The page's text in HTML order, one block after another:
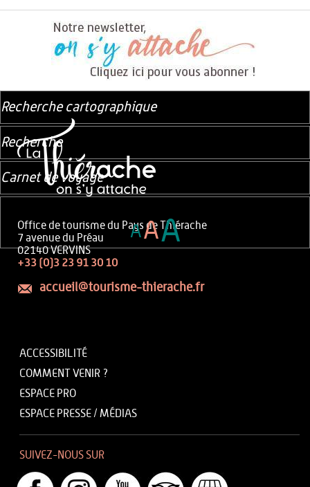
Office de tourisme du Pays de Thiérache
7 avenue du Préau
02140 VERVINS
+33 (0)3 23 91 30 10
accueil@tourisme-thierache.fr
ACCESSIBILITÉ
COMMENT VENIR ?
ESPACE PRO
ESPACE PRESSE / MÉDIAS
SUIVEZ-NOUS SUR
Recherche cartographique
Recherche
Carnet de voyage
AAA